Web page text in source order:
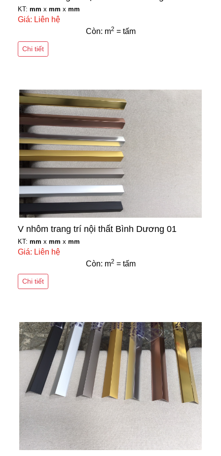
KT: mm x mm x mm
Giá: Liên hệ
Còn: m2 = tấm
Chi tiết
V nhôm trang trí nội thất Bình Dương 01
KT: mm x mm x mm
Giá: Liên hệ
Còn: m2 = tấm
Chi tiết